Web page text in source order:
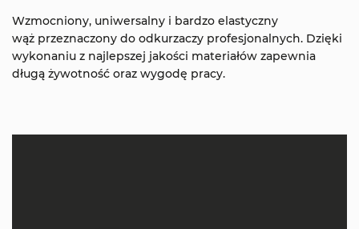
Wzmocniony, uniwersalny i bardzo elastyczny
wąż przeznaczony do odkurzaczy profesjonalnych. Dzięki
wykonaniu z najlepszej jakości materiałów zapewnia
długą żywotność oraz wygodę pracy.